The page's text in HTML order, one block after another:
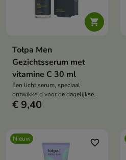

Tołpa Men
Gezichtsserum met
vitamine C 30 ml
Een licht serum, speciaal
ontwikkeld voor de dagelijkse
verzorging van de mannenhuid.
€ 9,40
Nieuw favorite_border